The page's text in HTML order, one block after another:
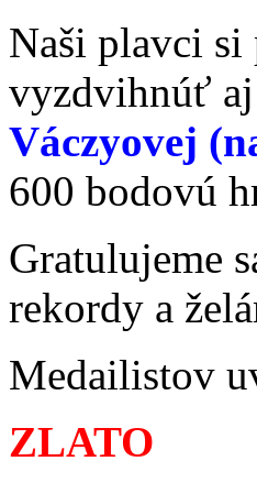
Naši plavci si
vyzdvihnúť
Váczyovej
600 bodovú
Gratulujeme
rekordy a
Medailistov
ZLATO